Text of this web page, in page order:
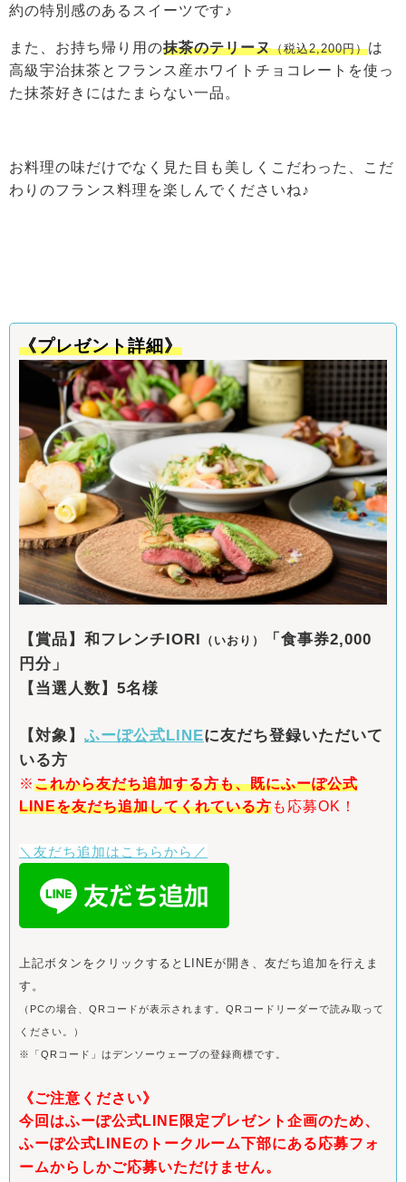
約の特別感のあるスイーツです♪
また、お持ち帰り用の抹茶のテリーヌ（税込2,200円）は
高級宇治抹茶とフランス産ホワイトチョコレートを使っ
た抹茶好きにはたまらない一品。
お料理の味だけでなく見た目も美しくこだわった、こだ
わりのフランス料理を楽しんでくださいね♪
《プレゼント詳細》
【賞品】和フレンチIORI （いおり）
「食事券2,000
円分」
【当選人数】5名様
【対象】 ふーぽ公式LINEに友だち登録いただいて
いる方
※これから友だち追加する方も、既にふーぽ公式
LINEを友だち追加してくれている方も応募OK！
＼友だち追加はこちらから／
上記ボタンをクリックするとLINEが開き、友だち追加を行えま
す。
（PCの場合、QRコードが表示されます。QRコードリーダーで読み取って
ください。）
※「QRコード」はデンソーウェーブの登録商標です。
《ご注意ください》
今回はふーぽ公式LINE限定プレゼント企画のため、
ふーぽ公式LINEのトークルーム下部にある応募フォ
ームからしかご応募いただけません。